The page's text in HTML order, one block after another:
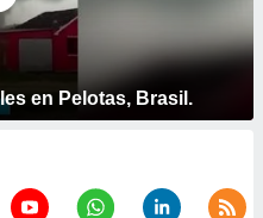
en Pelotas, Brasil.